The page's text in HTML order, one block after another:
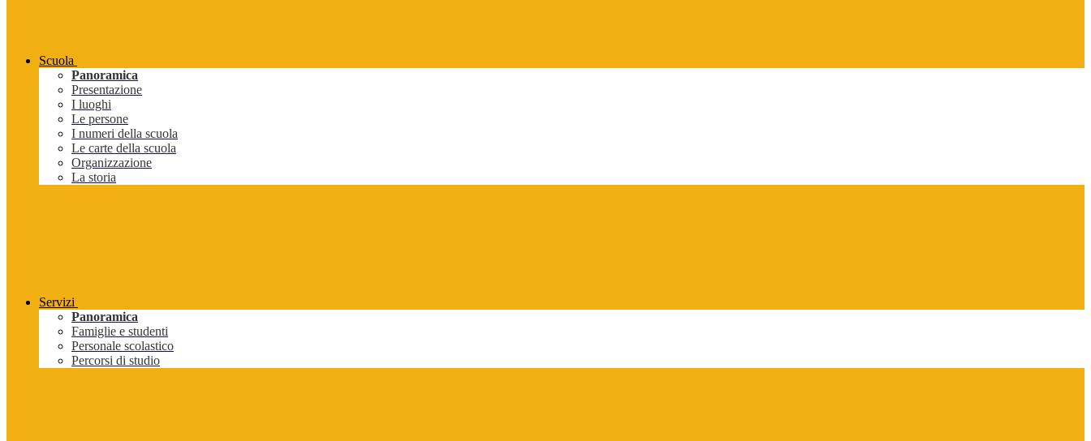
Scuola
Panoramica
Presentazione
I luoghi
Le persone
I numeri della scuola
Le carte della scuola
Organizzazione
La storia
Servizi
Panoramica
Famiglie e studenti
Personale scolastico
Percorsi di studio